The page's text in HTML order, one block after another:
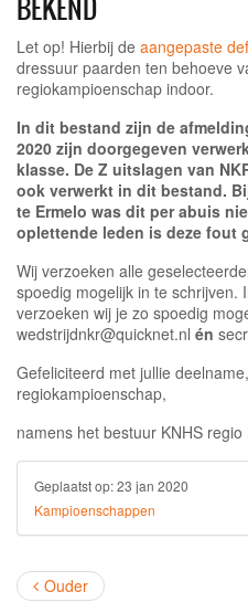
BEKEND
Let op! Hierbij de aangepaste
dressuur paarden ten behoeve
regiokampioenschap indoor.
In dit bestand zijn de
2020 zijn doorgegeven
klasse. De Z uitslagen van
ook verwerkt in dit bestand.
te Ermelo was dit per abuis
oplettende leden is deze fout
Wij verzoeken alle
spoedig mogelijk in te schrijven.
verzoeken wij je zo spoedig
wedstrijdnkr@quicknet.nl én
Gefeliciteerd met jullie
regiokampioenschap,
namens het bestuur KNHS
Geplaatst op:23 jan 2020
Kampioenschappen
Ouder